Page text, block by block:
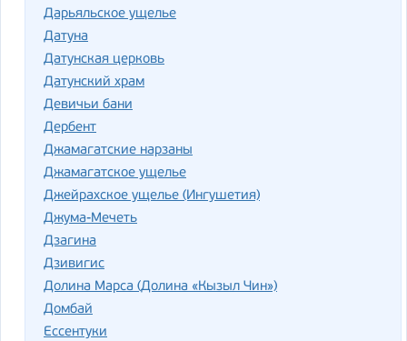
Дарьяльское ущелье
Датуна
Датунская церковь
Датунский храм
Девичьи бани
Дербент
Джамагатские нарзаны
Джамагатское ущелье
Джейрахское ущелье (Ингушетия)
Джума-Мечеть
Дзагина
Дзивигис
Долина Марса (Долина «Кызыл Чин»)
Домбай
Ессентуки